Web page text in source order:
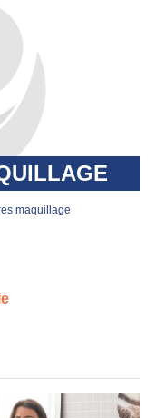
maquillage